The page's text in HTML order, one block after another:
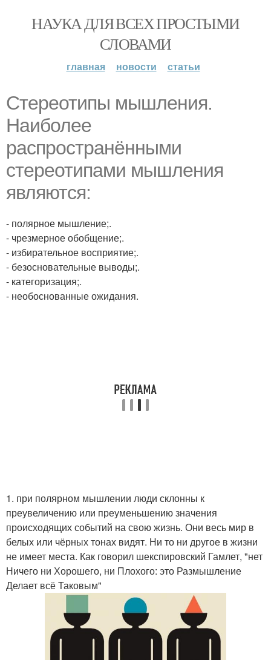
НАУКА ДЛЯ ВСЕХ ПРОСТЫМИ
СЛОВАМИ
главная новости статьи
Стереотипы мышления.
Наиболее
распространёнными
стереотипами мышления
являются:
- полярное мышление;.
- чрезмерное обобщение;.
- избирательное восприятие;.
- безосновательные выводы;.
- категоризация;.
- необоснованные ожидания.
1. при полярном мышлении люди склонны к
преувеличению или преуменьшению значения
происходящих событий на свою жизнь. Они весь мир в
белых или чёрных тонах видят. Ни то ни другое в жизни
не имеет места. Как говорил шекспировский Гамлет, "нет
Ничего ни Хорошего, ни Плохого: это Размышление
Делает всё Таковым"